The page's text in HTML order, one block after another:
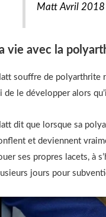
Matt Avril 2018
vie avec la
souffre de polyarthrite
de le développer alors
dit que lorsque sa
et deviennent
ses propres lacets, à
jours pour